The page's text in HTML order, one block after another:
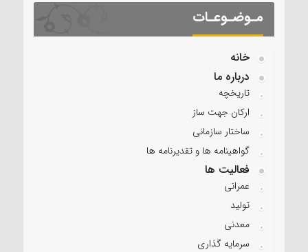
مـوضـوعـات
خانه
درباره ما
تاریخچه
ارکان جهت ساز
ساختار سازمانی
گواهینامه ها و تقدیرنامه ها
فعالیت ها
عمرانی
تولید
معدنی
سرمایه گذاری